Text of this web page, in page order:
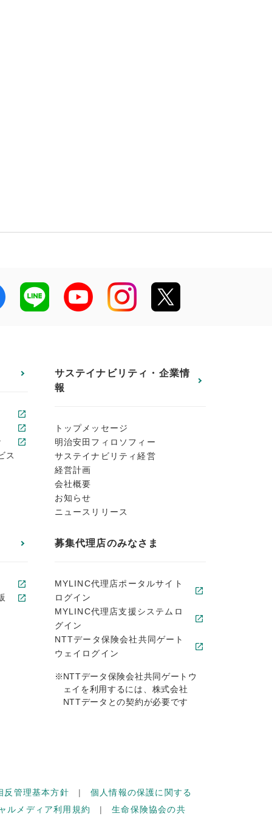
ス
サステイナビリティ・企業情
報
トップメッセージ
明治安田フィロソフィー
サステイナビリティ経営
経営計画
会社概要
お知らせ
ニュースリリース
募集代理店のみなさま
MYLINC代理店ポータルサイト
ログイン
MYLINC代理店支援システムロ
グイン
NTTデータ保険会社共同ゲート
ウェイログイン
※NTTデータ保険会社共同ゲートウ
ェイを利用するには、株式会社
NTTデータとの契約が必要です
反管理基本方針
個人情報の保護に関する
ルメディア利用規約
生命保険協会の共